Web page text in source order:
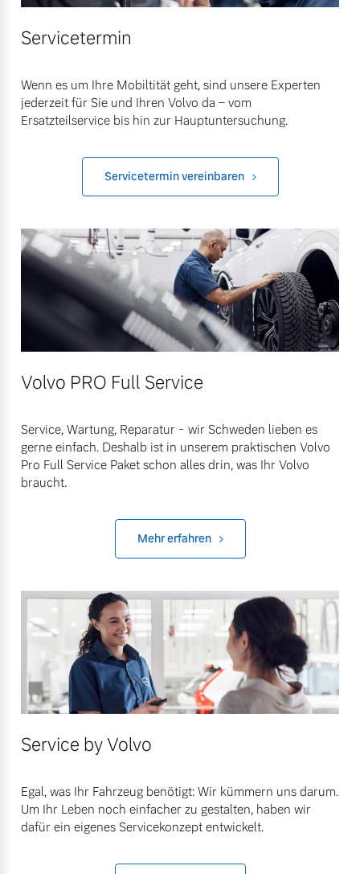
Servicetermin
Wenn es um Ihre Mobiltität geht, sind unsere Experten
jederzeit für Sie und Ihren Volvo da – vom
Ersatzteilservice bis hin zur Hauptuntersuchung.
Servicetermin vereinbaren
Volvo PRO Full Service
Service, Wartung, Reparatur - wir Schweden lieben es
gerne einfach. Deshalb ist in unserem praktischen Volvo
Pro Full Service Paket schon alles drin, was Ihr Volvo
braucht.
Mehr erfahren
Service by Volvo
Egal, was Ihr Fahrzeug benötigt: Wir kümmern uns darum.
Um Ihr Leben noch einfacher zu gestalten, haben wir
dafür ein eigenes Servicekonzept entwickelt.